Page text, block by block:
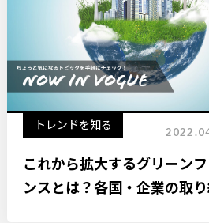
トレンドを知る
これから拡大するグリーン
ンスとは？各国・企業の取